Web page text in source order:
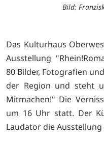
Bild:
Das Kulturhaus
Ausstellung
80 Bilder, Fotografien
der Region und steht
Mitmachen!" Die
um 16 Uhr statt. Der
Laudator die